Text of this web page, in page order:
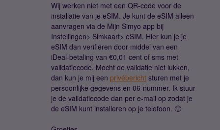
Wij werken niet met een QR-code voor de
installatie van je eSIM. Je kunt de eSIM alleen
aanvragen via de Mijn Simyo app bij
Instellingen> Simkaart> eSIM. Hier kun je je
eSIM dan verifiëren door middel van een
iDeal-betaling van €0,01 cent of sms met
validatiecode. Mocht de validatie niet lukken,
dan kun je mij een privébericht sturen met je
persoonlijke gegevens en 06-nummer. Ik stuur
je de validatiecode dan per e-mail op zodat je
de eSIM kunt installeren op je telefoon. 🙂